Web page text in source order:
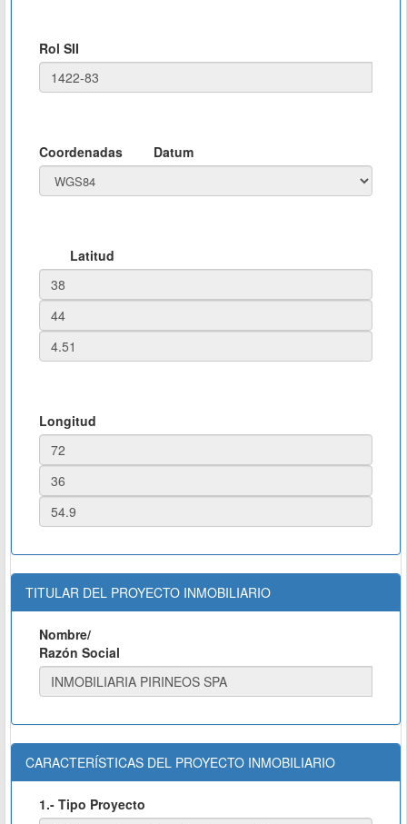
Rol SII
Coordenadas Datum
Latitud
Longitud
TITULAR DEL PROYECTO INMOBILIARIO
Nombre/
Razón Social
CARACTERÍSTICAS DEL PROYECTO INMOBILIARIO
1.- Tipo Proyecto